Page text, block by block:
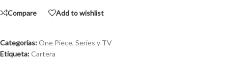
Compare Add to wishlist
Categorías:One Piece, Series y TV
Etiqueta:Cartera